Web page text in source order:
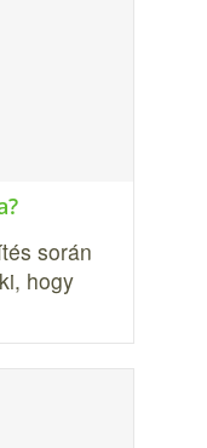
során
hogy